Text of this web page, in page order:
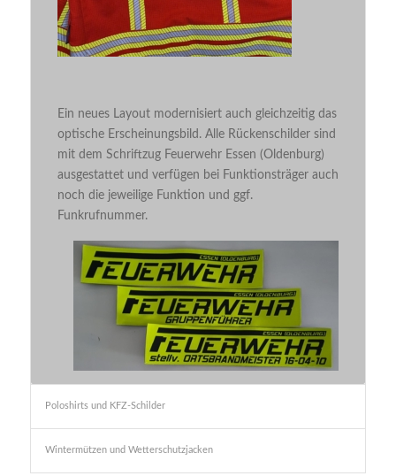
Ein neues Layout modernisiertauch gleichzeitig das
optische Erscheinungsbild. Alle Rückenschilder sind
mit dem Schriftzug Feuerwehr Essen (Oldenburg)
ausgestattet und verfügen bei Funktionsträger auch
noch die jeweilige Funktion und ggf.
Funkrufnummer.
Poloshirts und KFZ-Schilder
Wintermützen und Wetterschutzjacken